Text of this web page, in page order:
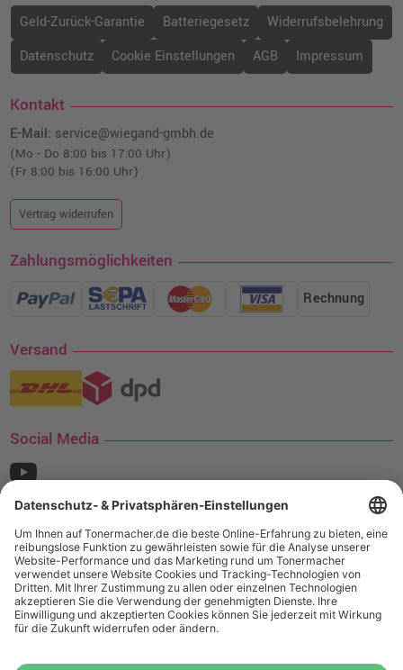
Geld-Zurück-Garantie Batteriegesetz
Widerrufsbelehrung
Datenschutz
Cookie Einstellungen AGB Impressum
Kontakt
E-Mail: service@wiegand-gmbh.de
(Mo - Do 8:00 bis 17:00 Uhr)
(Fr 8:00 bis 16:00 Uhr)
Vertrag widerrufen
Zahlungsmöglichkeiten
Rechnung
Versand
Social Media
¹ Nur gültig für den Versand innerhalb Deutschlands. Befindet sich ein Warenwert
von mindestens 35€ (inkl. Mwst.) an Ampertec Artikeln in Ihrem Warenkorb, ist der
Versand für Sie kostenfrei.